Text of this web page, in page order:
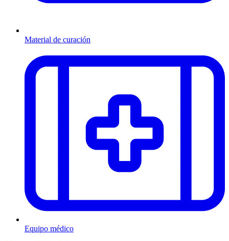
Material de curación
Equipo médico